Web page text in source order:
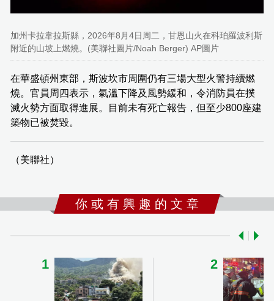
加州卡拉韋拉斯縣，2026年8月4日周二，甘恩山火在科珀羅波利斯
附近的山坡上燃燒。(美聯社圖片/Noah Berger) AP圖片
在華盛頓州東部，斯波坎市周圍仍有三場大型火警持續燃
燒。官員周四表示，氣溫下降及風勢緩和，令消防員在撲
滅火勢方面取得進展。目前未有死亡報告，但至少800座建
築物已被焚毀。
（美聯社）
你 或 有 興 趣 的 文 章